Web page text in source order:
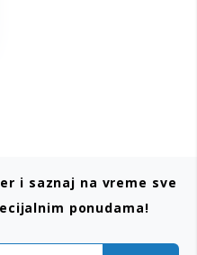
i saznaj na vreme sve
ponudama!